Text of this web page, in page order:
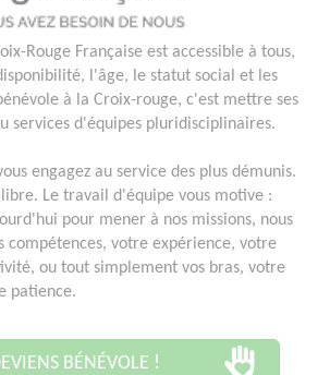
Rouge Française est accessible à tous,
l'âge, le statut social et les
à la Croix-rouge, c'est mettre ses
services d'équipes pluridisciplinaires.
engagez au service des plus démunis.
libre. Le travail d'équipe vous motive :
pour mener à nos missions, nous
compétences, votre expérience, votre
ou tout simplement vos bras, votre
patience.
BÉNÉVOLE !